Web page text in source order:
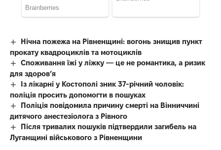
Нічна пожежа на Рівненщині: вогонь знищив пункт
прокату квадроциклів та мотоциклів
Споживання їжі у ліжку — це не романтика, а ризик
для здоров’я
Із лікарні у Костополі зник 37-річний чоловік:
поліція просить допомогти в пошуках
Поліція повідомила причину смерті на Вінниччині
дитячого анестезіолога з Рівного
Після тривалих пошуків підтвердили загибель на
Луганщині військового з Рівненщини